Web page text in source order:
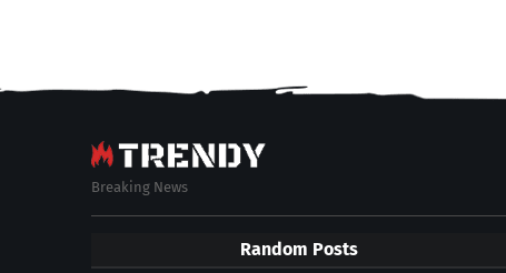
Breaking News
Random Posts